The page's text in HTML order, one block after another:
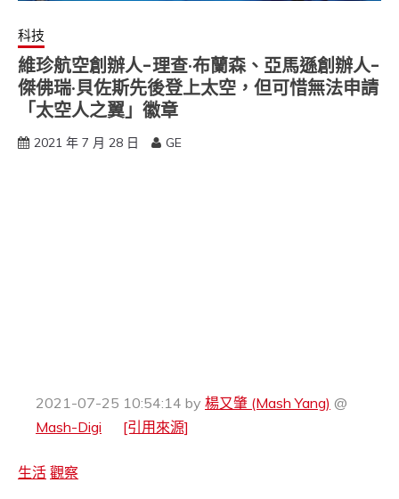
科技
維珍航空創辦人-理查·布蘭森、亞馬遜創辦人-
傑佛瑞·貝佐斯先後登上太空，但可惜無法申請
「太空人之翼」徽章
2021 年 7 月 28 日 GE
2021-07-25 10:54:14 by 楊又肇 (Mash Yang) @
Mash-Digi
[引用來源]
生活 觀察